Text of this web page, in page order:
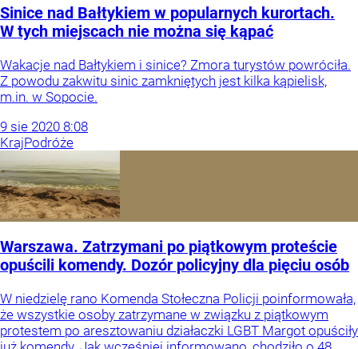
Sinice nad Bałtykiem w popularnych kurortach.
W tych miejscach nie można się kąpać
Wakacje nad Bałtykiem i sinice? Zmora turystów powróciła.
Z powodu zakwitu sinic zamkniętych jest kilka kąpielisk,
m.in. w Sopocie.
9 sie 2020 8:08
KrajPodróże
Warszawa. Zatrzymani po piątkowym proteście
opuścili komendy. Dozór policyjny dla pięciu osób
W niedzielę rano Komenda Stołeczna Policji poinformowała,
że wszystkie osoby zatrzymane w związku z piątkowym
protestem po aresztowaniu działaczki LGBT Margot opuściły